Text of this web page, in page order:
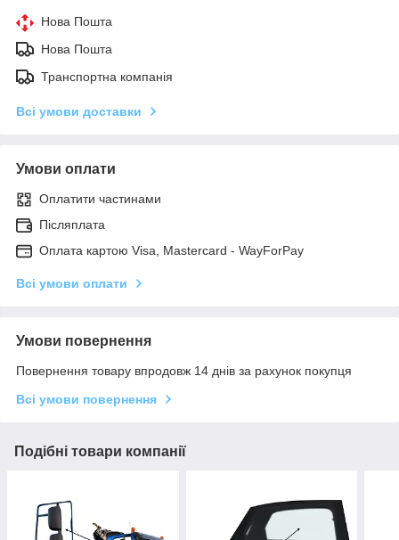
Нова Пошта
Нова Пошта
Транспортна компанія
Всі умови доставки
Умови оплати
Оплатити частинами
Післяплата
Оплата картою Visa, Mastercard - WayForPay
Всі умови оплати
Умови повернення
Повернення товару впродовж 14 днів за рахунок покупця
Всі умови повернення
Подібні товари компанії